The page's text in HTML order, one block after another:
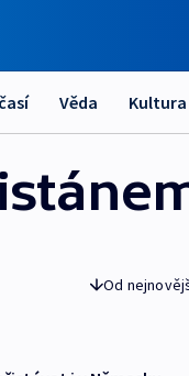
Věda Kultura
Od